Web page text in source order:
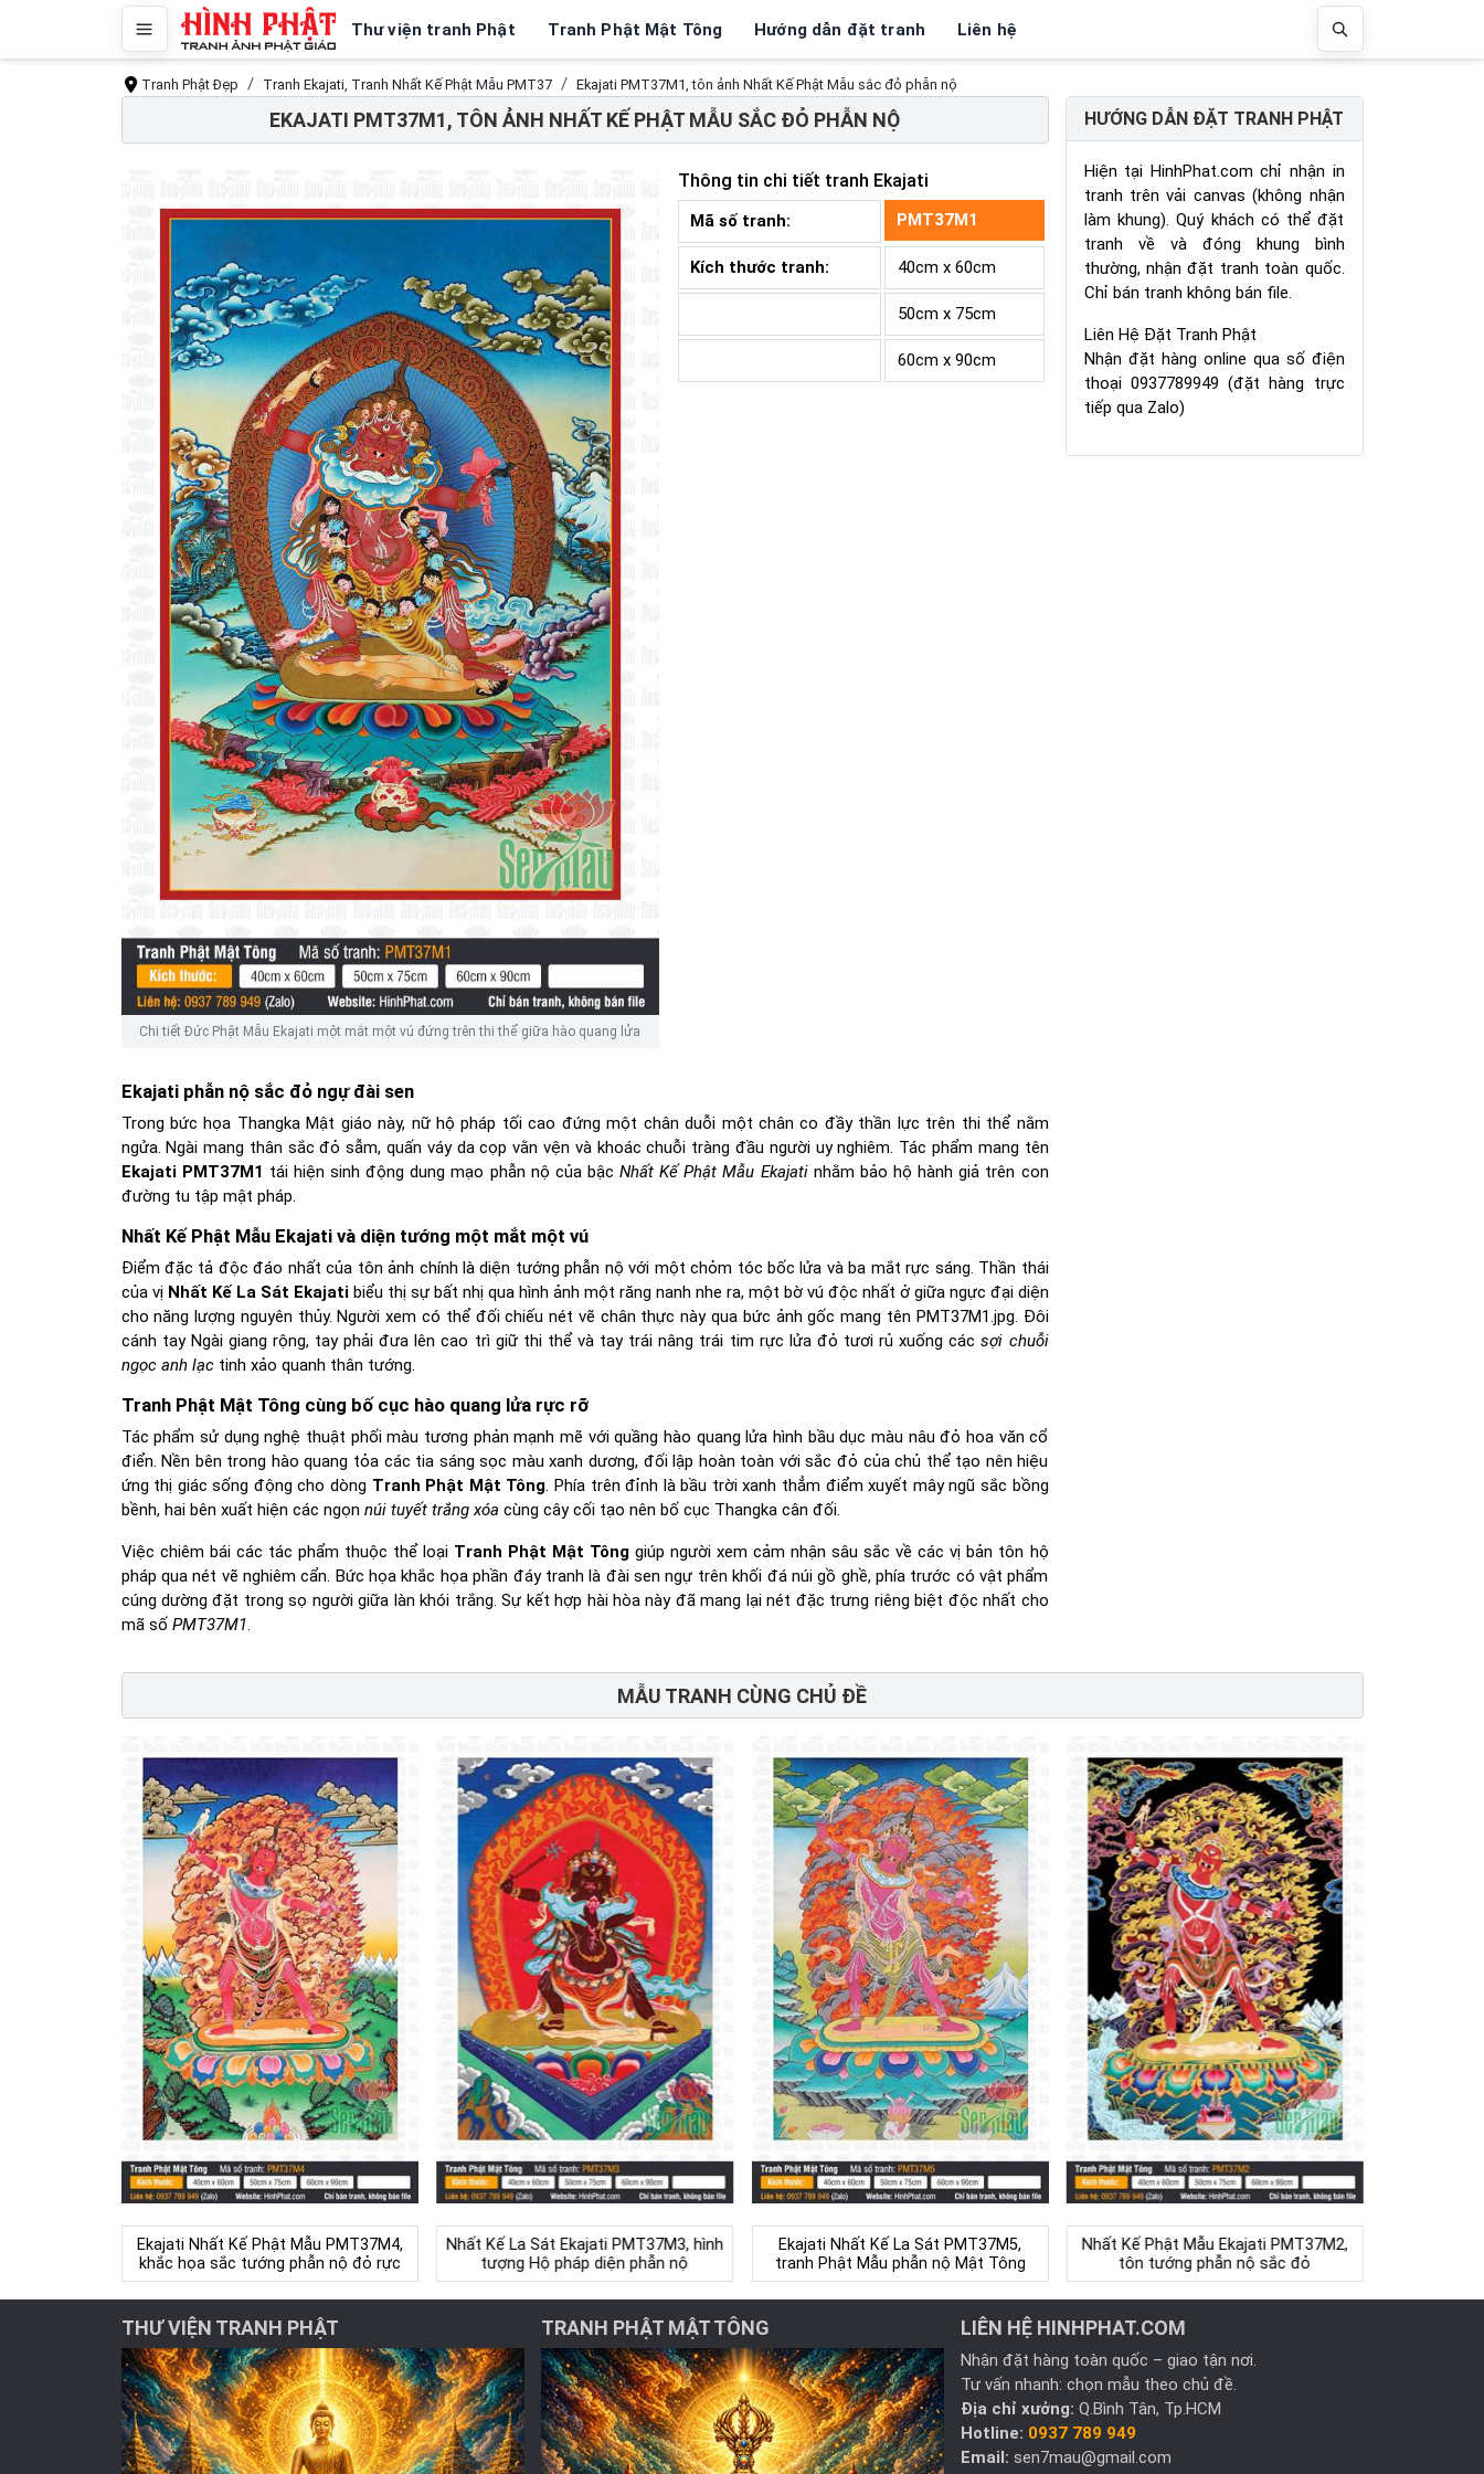
Thư viện tranh Phật Tranh Phật Mật Tông Hướng dẫn đặt tranh Liên hệ
Tranh Phật Đẹp Tranh Ekajati, Tranh Nhất Kế Phật Mẫu PMT37 Ekajati PMT37M1, tôn ảnh Nhất Kế Phật Mẫu sắc đỏ phẫn nộ
EKAJATI PMT37M1, TÔN ẢNH NHẤT KẾ PHẬT MẪU SẮC ĐỎ PHẪN NỘ
Chi tiết Đức Phật Mẫu Ekajati một mắt một vú đứng trên thi thể giữa hào quang lửa
Thông tin chi tiết tranh Ekajati
Mã số tranh: PMT37M1
Kích thước tranh: 40cm x 60cm
50cm x 75cm
60cm x 90cm
Ekajati phẫn nộ sắc đỏ ngự đài sen
Trong bức họa Thangka Mật giáo này, nữ hộ pháp tối cao đứng một chân duỗi một chân co đầy thần lực trên thi thể nằm
ngửa. Ngài mang thân sắc đỏ sẫm, quấn váy da cọp vằn vện và khoác chuỗi tràng đầu người uy nghiêm. Tác phẩm mang tên
Ekajati PMT37M1 tái hiện sinh động dung mạo phẫn nộ của bậcNhất Kế Phật Mẫu Ekajatinhằm bảo hộ hành giả trên con
đường tu tập mật pháp.
Nhất Kế Phật Mẫu Ekajati và diện tướng một mắt một vú
Điểm đặc tả độc đáo nhất của tôn ảnh chính là diện tướng phẫn nộ với một chỏm tóc bốc lửa và ba mắt rực sáng. Thần thái
của vị Nhất Kế La Sát Ekajatibiểu thị sự bất nhị qua hình ảnh một răng nanh nhe ra, một bờ vú độc nhất ở giữa ngực đại diện
cho năng lượng nguyên thủy. Người xem có thể đối chiếu nét vẽ chân thực này qua bức ảnh gốc mang tên PMT37M1.jpg. Đôi
cánh tay Ngài giang rộng, tay phải đưa lên cao trì giữ thi thể và tay trái nâng trái tim rực lửa đỏ tươi rủ xuống cácsợi chuỗi
ngọc anh lạctinh xảo quanh thân tướng.
Tranh Phật Mật Tông cùng bố cục hào quang lửa rực rỡ
Tác phẩm sử dụng nghệ thuật phối màu tương phản mạnh mẽ với quầng hào quang lửa hình bầu dục màu nâu đỏ hoa văn cổ
điển. Nền bên trong hào quang tỏa các tia sáng sọc màu xanh dương, đối lập hoàn toàn với sắc đỏ của chủ thể tạo nên hiệu
ứng thị giác sống động cho dòng Tranh Phật Mật Tông. Phía trên đỉnh là bầu trời xanh thẳm điểm xuyết mây ngũ sắc bồng
bềnh, hai bên xuất hiện các ngọn núi tuyết trắng xóa cùng cây cối tạo nên bố cục Thangka cân đối.
Việc chiêm bái các tác phẩm thuộc thể loại Tranh Phật Mật Tông giúp người xem cảm nhận sâu sắc về các vị bản tôn hộ
pháp qua nét vẽ nghiêm cẩn. Bức họa khắc họa phần đáy tranh là đài sen ngự trên khối đá núi gồ ghề, phía trước có vật phẩm
cúng dường đặt trong sọ người giữa làn khói trắng. Sự kết hợp hài hòa này đã mang lại nét đặc trưng riêng biệt độc nhất cho
mã số PMT37M1.
HƯỚNG DẪN ĐẶT TRANH PHẬT
Hiện tại HinhPhat.com chỉ nhận in
tranh trên vải canvas (không nhận
làm khung). Quý khách có thể đặt
tranh về và đóng khung bình
thường, nhận đặt tranh toàn quốc.
Chỉ bán tranh không bán file.
Liên Hệ Đặt Tranh Phật
Nhận đặt hàng online qua số điện
thoại 0937789949 (đặt hàng trực
tiếp qua Zalo)
MẪU TRANH CÙNG CHỦ ĐỀ
Ekajati Nhất Kế Phật Mẫu PMT37M4,
khắc họa sắc tướng phẫn nộ đỏ rực
Nhất Kế La Sát Ekajati PMT37M3, hình
tượng Hộ pháp diện phẫn nộ
Ekajati Nhất Kế La Sát PMT37M5,
tranh Phật Mẫu phẫn nộ Mật Tông
Nhất Kế Phật Mẫu Ekajati PMT37M2,
tôn tướng phẫn nộ sắc đỏ
THƯ VIỆN TRANH PHẬT TRANH PHẬT MẬT TÔNG LIÊN HỆ HINHPHAT.COM
Nhận đặt hàng toàn quốc – giao tận nơi.
Tư vấn nhanh: chọn mẫu theo chủ đề.
Địa chỉ xưởng: Q.Bình Tân, Tp.HCM
Hotline: 0937 789 949
Email: sen7mau@gmail.com